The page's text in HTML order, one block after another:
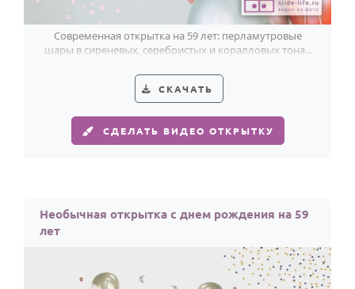
Современная открытка на 59 лет: перламутровые
шары в сиреневых, серебристых и коралловых тонах
СКАЧАТЬ
СДЕЛАТЬ ВИДЕО ОТКРЫТКУ
Необычная открытка с днем рождения на 59
лет